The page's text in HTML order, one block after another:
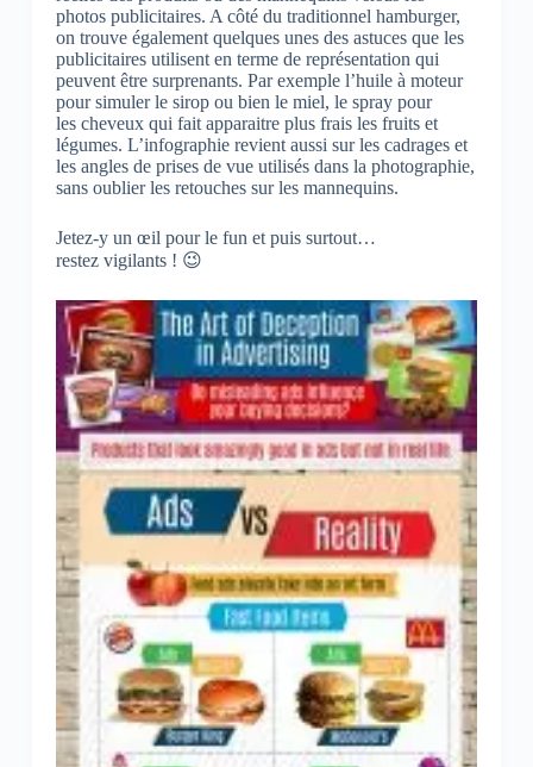
photos publicitaires. A côté du traditionnel hamburger,
on trouve également quelques unes des astuces que les
publicitaires utilisent en terme de représentation qui
peuvent être surprenants. Par exemple l’huile à moteur
pour simuler le sirop ou bien le miel, le spray pour
les cheveux qui fait apparaitre plus frais les fruits et
légumes. L’infographie revient aussi sur les cadrages et
les angles de prises de vue utilisés dans la photographie,
sans oublier les retouches sur les mannequins.
Jetez-y un œil pour le fun et puis surtout…
restez vigilants ! 😉